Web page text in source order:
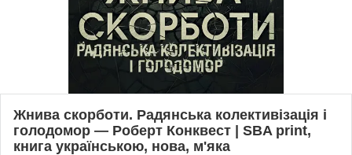
Жнива скорботи. Радянська колективізація і
голодомор — Роберт Конквест | SBA print,
книга українською, нова, м'яка